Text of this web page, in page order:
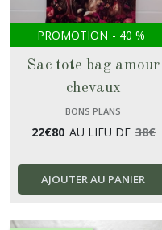
PROMOTION - 40 %
Sac tote bag amour
chevaux
BONS PLANS
22€80 AU LIEU DE 38€
AJOUTER AU PANIER